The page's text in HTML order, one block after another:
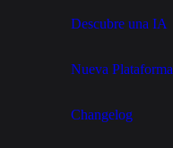
Descubre una IA
Nueva Plataforma
Changelog